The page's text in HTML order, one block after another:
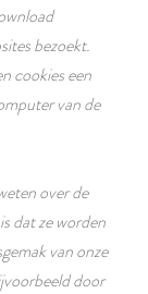
bezoekt.
cookies een
van de
over de
dat ze worden
van onze
door